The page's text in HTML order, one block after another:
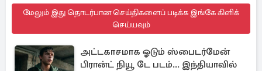
மேலும் இது தொடர்பான செய்திகளைப் படிக்க இங்கே கிளிக்
செய்யவும்
அட்டகாசமாக ஓடும் ஸ்பைடர்மேன்
பிரான்ட் நியூ டே படம்... இந்தியாவில்